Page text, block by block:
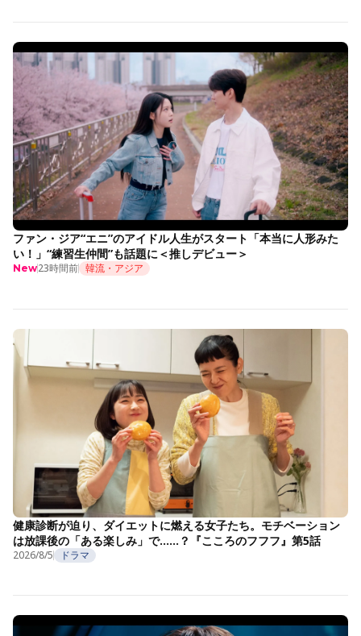
ファン・ジア“エニ”のアイドル人生がスタート「本当に人形みた
い！」“練習生仲間”も話題に＜推しデビュー＞
New23時間前 韓流・アジア
健康診断が迫り、ダイエットに燃える女子たち。モチベーション
は放課後の「ある楽しみ」で……？『こころのフフフ』第5話
2026/8/5 ドラマ